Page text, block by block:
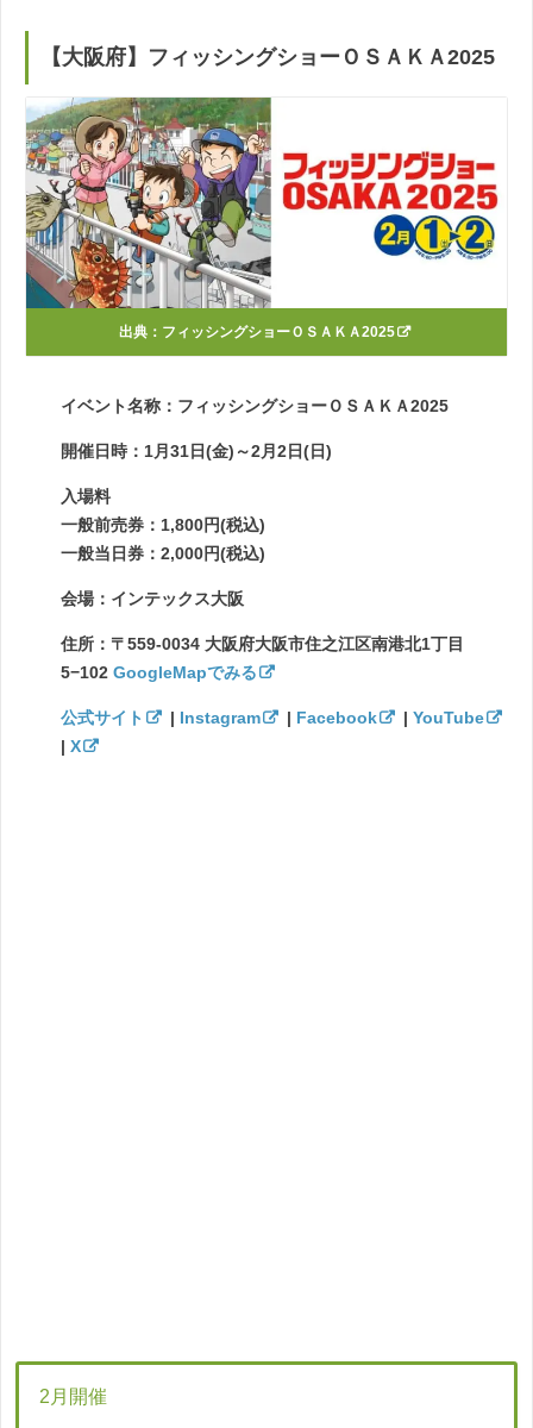
【大阪府】フィッシングショーＯＳＡＫＡ2025
出典： フィッシングショーＯＳＡＫＡ2025
イベント名称：フィッシングショーＯＳＡＫＡ2025
開催日時：1月31日(金)～2月2日(日)
入場料
一般前売券：1,800円(税込)
一般当日券：2,000円(税込)
会場：インテックス大阪
住所：〒559-0034 大阪府大阪市住之江区南港北1丁目
5−102 GoogleMapでみる
公式サイト | Instagram | Facebook | YouTube
| X
2月開催